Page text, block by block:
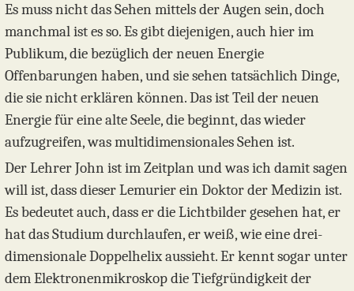
Es muss nicht das Sehen mittels der Augen sein, doch
manchmal ist es so. Es gibt diejenigen, auch hier im
Publikum, die bezüglich der neuen Energie
Offenbarungen haben, und sie sehen tatsächlich Dinge,
die sie nicht erklären können. Das ist Teil der neuen
Energie für eine alte Seele, die beginnt, das wieder
aufzugreifen, was multidimensionales Sehen ist.
Der Lehrer John ist im Zeitplan und was ich damit sagen
will ist, dass dieser Lemurier ein Doktor der Medizin ist.
Es bedeutet auch, dass er die Lichtbilder gesehen hat, er
hat das Studium durchlaufen, er weiß, wie eine drei-
dimensionale Doppelhelix aussieht. Er kennt sogar unter
dem Elektronenmikroskop die Tiefgründigkeit der